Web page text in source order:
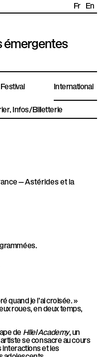
émergentes
Fr En
Festival International
Infos/Billetterie
et la
quand je l’ai croisée. »
roues, en deux temps,
de Hllel Academy, un
se consacre au cours
interactions et les